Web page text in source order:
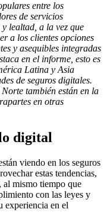
entre los
de servicios
lealtad, a la vez que
a los clientes opciones
y asequibles integradas
en el informe, esto es
Latina y Asia
de seguros digitales.
también están en la
en otras
digital
viendo en los seguros
estas tendencias,
al mismo tiempo que
con las leyes y
experiencia en el